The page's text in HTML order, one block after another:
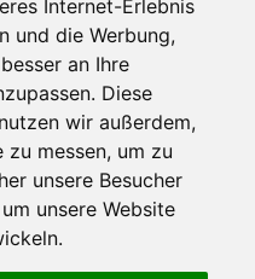
Internet-Erlebnis
und die Werbung,
an Ihre
Diese
wir außerdem,
zu messen, um zu
unsere Besucher
unsere Website
Business Partners
Investors
Media
Facebook